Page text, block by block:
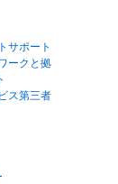
サポート
ークと拠
ス第三者